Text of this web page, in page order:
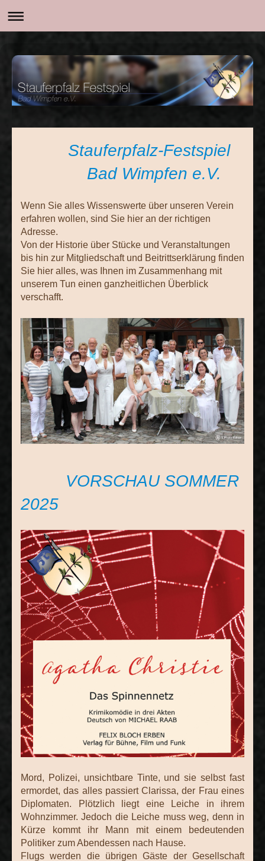
Stauferpfalz-Festspiel
Bad Wimpfen e.V.
Wenn Sie alles Wissenswerte über unseren Verein
erfahren wollen, sind Sie hier an der richtigen
Adresse.
Von der Historie über Stücke und Veranstaltungen
bis hin zur Mitgliedschaft und Beitrittserklärung finden
Sie hier alles, was Ihnen im Zusammenhang mit
unserem Tun einen ganzheitlichen Überblick
verschafft.
VORSCHAU SOMMER
2025
Mord, Polizei, unsichtbare Tinte, und sie selbst fast
ermordet, das alles passiert Clarissa, der Frau eines
Diplomaten. Plötzlich liegt eine Leiche in ihrem
Wohnzimmer. Jedoch die Leiche muss weg, denn in
Kürze kommt ihr Mann mit einem bedeutenden
Politiker zum Abendessen nach Hause.
Flugs werden die übrigen Gäste der Gesellschaft